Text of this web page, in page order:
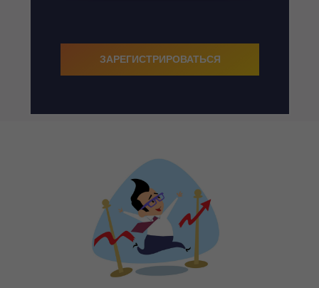
ЗАРЕГИСТРИРОВАТЬСЯ